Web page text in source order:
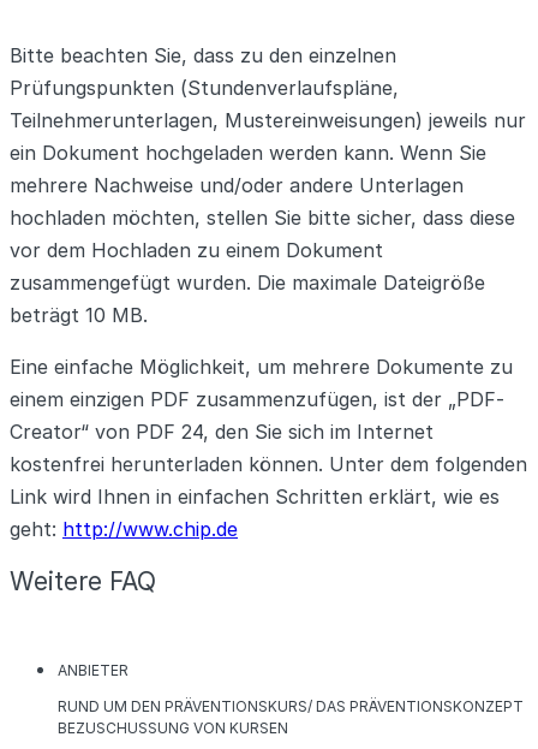
Bitte beachten Sie, dass zu den einzelnen
Prüfungspunkten (Stundenverlaufspläne,
Teilnehmerunterlagen, Mustereinweisungen) jeweils nur
ein Dokument hochgeladen werden kann. Wenn Sie
mehrere Nachweise und/oder andere Unterlagen
hochladen möchten, stellen Sie bitte sicher, dass diese
vor dem Hochladen zu einem Dokument
zusammengefügt wurden. Die maximale Dateigröße
beträgt 10 MB.
Eine einfache Möglichkeit, um mehrere Dokumente zu
einem einzigen PDF zusammenzufügen, ist der „PDF-
Creator“ von PDF 24, den Sie sich im Internet
kostenfrei herunterladen können. Unter dem folgenden
Link wird Ihnen in einfachen Schritten erklärt, wie es
geht: http://www.chip.de
Weitere FAQ
KATEGORIEN
ANBIETER
KATEGORIEN
RUND UM DEN PRÄVENTIONSKURS/ DAS PRÄVENTIONSKONZEPT
BEZUSCHUSSUNG VON KURSEN